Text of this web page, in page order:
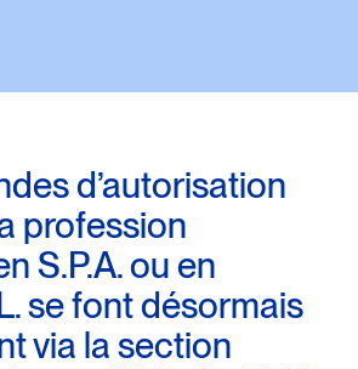
d’autorisation
profession
S.P.A. ou en
se font désormais
via la section